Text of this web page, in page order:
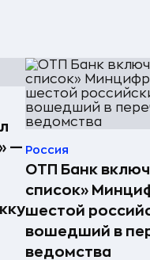
— Россия
ОТП Банк
список»
шестой
вошедший в
ведомства